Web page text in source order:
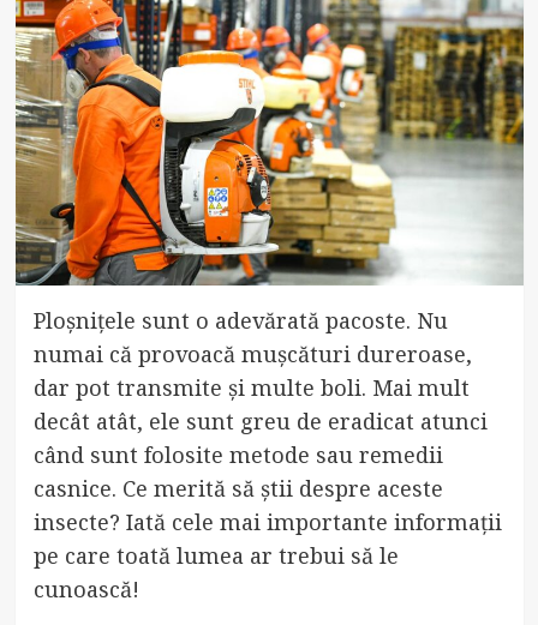
Ploșnițele sunt o adevărată pacoste. Nu
numai că provoacă mușcături dureroase,
dar pot transmite și multe boli. Mai mult
decât atât, ele sunt greu de eradicat atunci
când sunt folosite metode sau remedii
casnice. Ce merită să știi despre aceste
insecte? Iată cele mai importante informații
pe care toată lumea ar trebui să le
cunoască!